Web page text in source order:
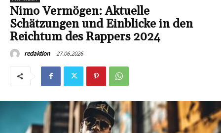
Nimo Vermögen: Aktuelle
Schätzungen und Einblicke in den
Reichtum des Rappers 2024
redaktion 27.06.2026